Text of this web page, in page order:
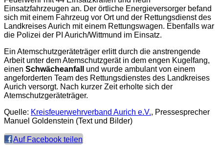
Einsatzfahrzeugen an. Der örtliche Energieversorger befand
sich mit einem Fahrzeug vor Ort und der Rettungsdienst des
Landkreises Aurich mit einem Rettungswagen. Ebenfalls war
die Polizei der PI Aurich/Wittmund im Einsatz.
Ein Atemschutzgeräteträger erlitt durch die anstrengende
Arbeit unter dem Atemschutzgerät in dem engen Kugelfang,
einen Schwächeanfall
und wurde ambulant von einem
angeforderten Team des Rettungsdienstes des Landkreises
Aurich versorgt. Nach kurzer Zeit erholte sich der
Atemschutzgeräteträger.
Quelle: Kreisfeuerwehrverband Aurich e.V., Pressesprecher
Manuel Goldenstein (Text und Bilder)
Auf Facebook teilen